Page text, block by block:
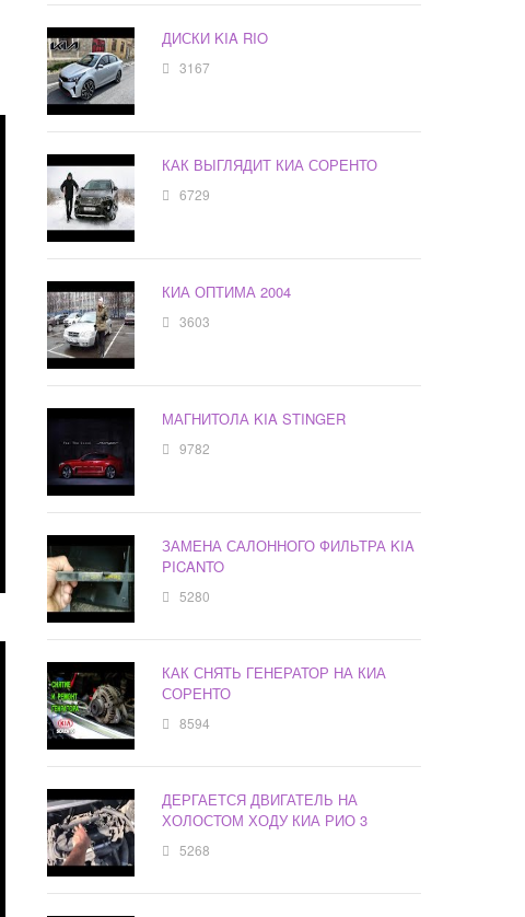
ДИСКИ KIA RIO
3167
КАК ВЫГЛЯДИТ КИА СОРЕНТО
6729
КИА ОПТИМА 2004
3603
МАГНИТОЛА KIA STINGER
9782
ЗАМЕНА САЛОННОГО ФИЛЬТРА KIA
PICANTO
5280
КАК СНЯТЬ ГЕНЕРАТОР НА КИА
СОРЕНТО
8594
ДЕРГАЕТСЯ ДВИГАТЕЛЬ НА
ХОЛОСТОМ ХОДУ КИА РИО 3
5268